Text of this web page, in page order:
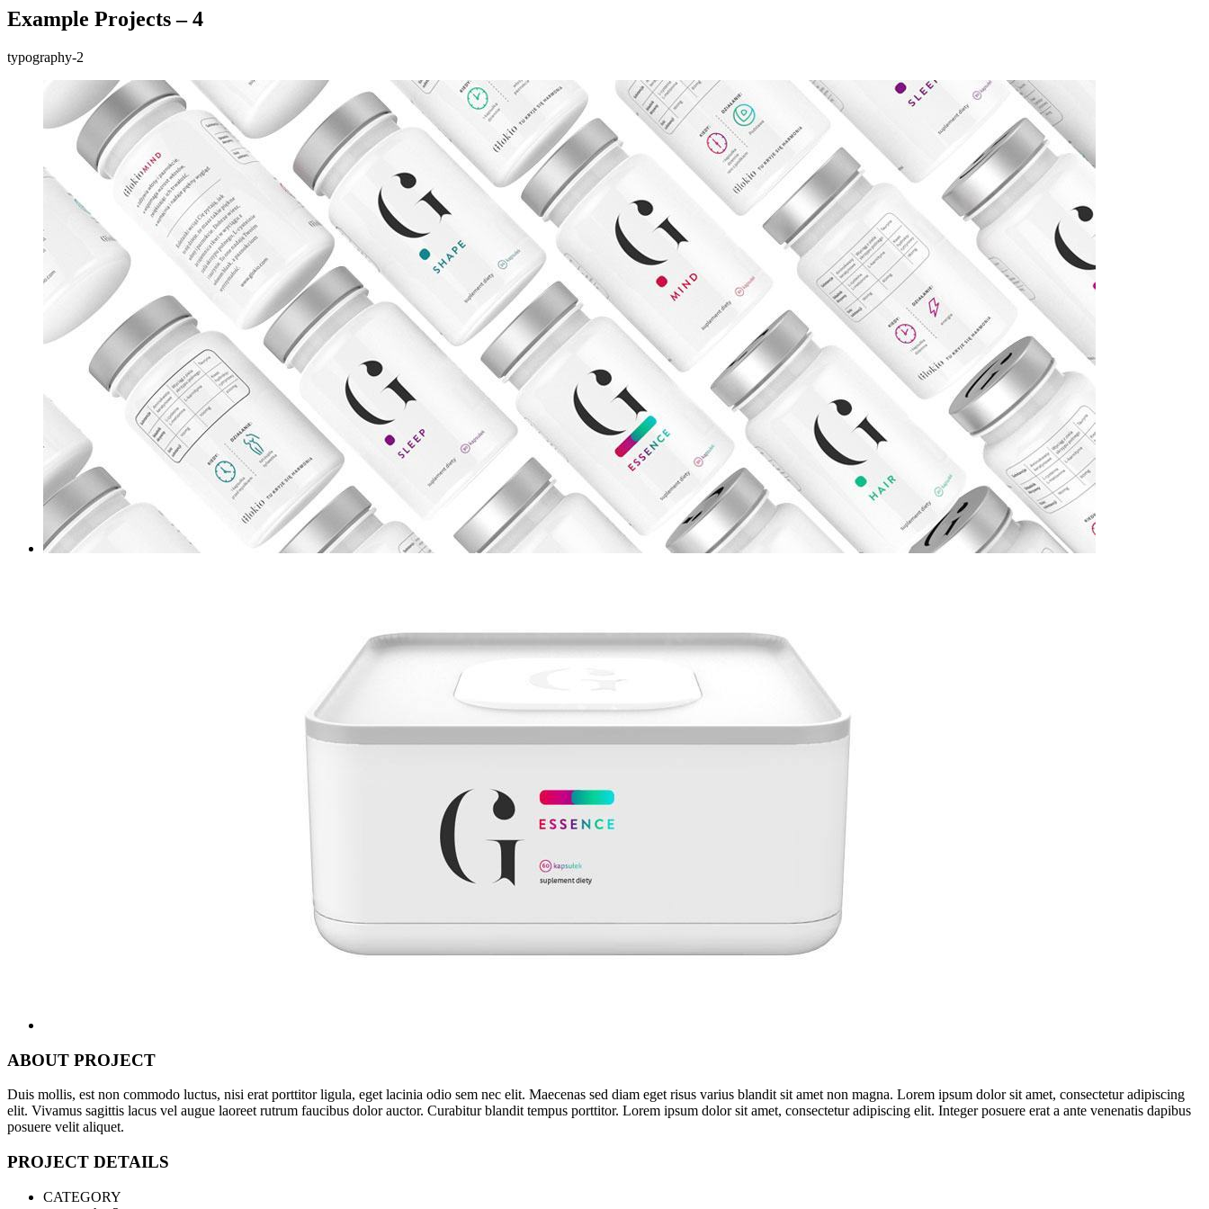
Example Projects – 4
typography-2
ABOUT PROJECT
Duis mollis, est non commodo luctus, nisi erat porttitor ligula, eget lacinia odio sem nec elit. Maecenas sed diam eget risus varius blandit sit amet non magna. Lorem ipsum dolor sit amet, consectetur adipiscing
elit. Vivamus sagittis lacus vel augue laoreet rutrum faucibus dolor auctor. Curabitur blandit tempus porttitor. Lorem ipsum dolor sit amet, consectetur adipiscing elit. Integer posuere erat a ante venenatis dapibus
posuere velit aliquet.
PROJECT DETAILS
CATEGORY